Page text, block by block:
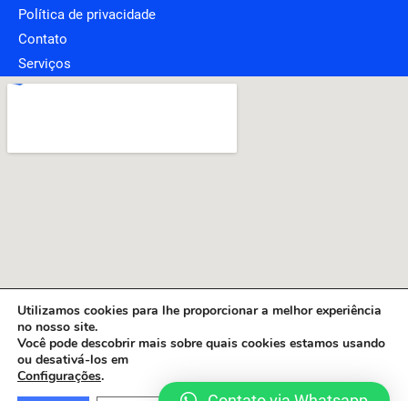
Política de privacidade
Contato
Serviços
Utilizamos cookies para lhe proporcionar a melhor experiência
no nosso site.
Você pode descobrir mais sobre quais cookies estamos usando
ou desativá-los em
Configurações.